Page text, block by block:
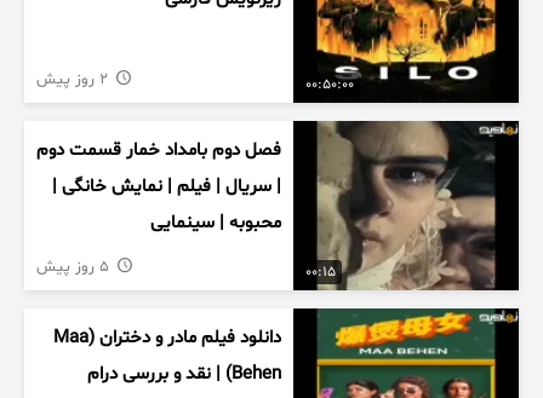
00:50:00
00:15
فصل دوم بامداد خمار قسمت دوم
| سریال | فیلم | نمایش خانگی |
محبوبه | سینمایی
دانلود فیلم مادر و دختران (Maa
Behen) | نقد و بررسی درام